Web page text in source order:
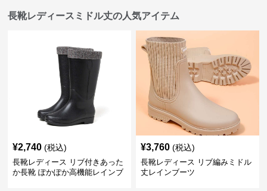
長靴レディースミドル丈の人気アイテム
¥2,740 (税込)
長靴レディース リブ付きあった
か長靴 ぽかぽか高機能レインブ
¥3,760 (税込)
長靴レディース リブ編みミドル
丈レインブーツ